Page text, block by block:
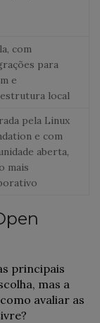
com
para
e
local
pela Linux
e com
aberta,
mais
principais
mas a
avaliar as